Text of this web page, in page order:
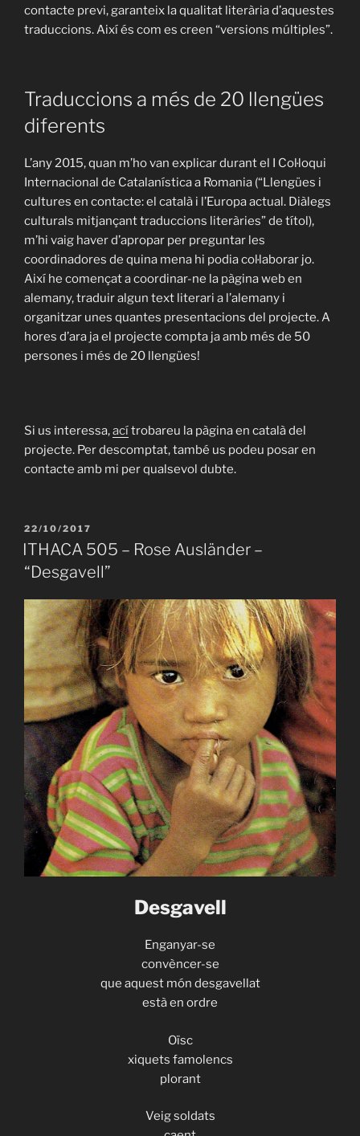
contacte previ, garanteix la qualitat literària d’aquestes
traduccions. Així és com es creen “versions múltiples”.
Traduccions a més de 20 llengües
diferents
L’any 2015, quan m’ho van explicar durant el I Col·loqui
Internacional de Catalanística a Romania (“Llengües i
cultures en contacte: el català i l’Europa actual. Diàlegs
culturals mitjançant traduccions literàries” de títol),
m’hi vaig haver d’apropar per preguntar les
coordinadores de quina mena hi podia col·laborar jo.
Així he començat a coordinar-ne la pàgina web en
alemany, traduir algun text literari a l’alemany i
organitzar unes quantes presentacions del projecte. A
hores d’ara ja el projecte compta ja amb més de 50
persones i més de 20 llengües!
Si us interessa,acítrobareu la pàgina en català del
projecte. Per descomptat, també us podeu posar en
contacte amb mi per qualsevol dubte.
PUBLICAT
A
22/10/2017
ITHACA 505 – Rose Ausländer –
“Desgavell”
Desgavell
Enganyar-se
convèncer-se
que aquest món desgavellat
està en ordre
Oïsc
xiquets famolencs
plorant
Veig soldats